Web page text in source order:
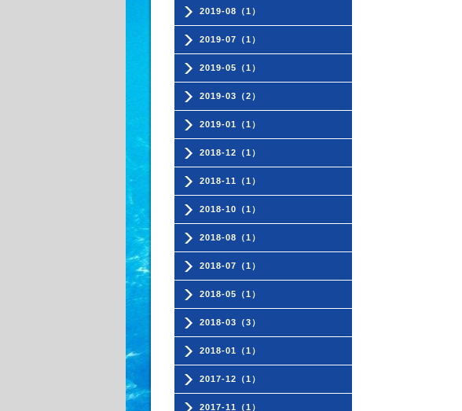
2019-08（1）
2019-07（1）
2019-05（1）
2019-03（2）
2019-01（1）
2018-12（1）
2018-11（1）
2018-10（1）
2018-08（1）
2018-07（1）
2018-05（1）
2018-03（3）
2018-01（1）
2017-12（1）
2017-11（1）